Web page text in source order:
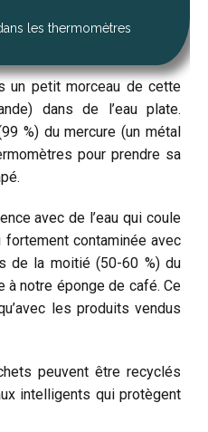
les thermomètres
un petit morceau de cette
dans de l’eau plate.
%) du mercure (un métal
pour prendre sa
avec de l’eau qui coule
fortement contaminée avec
de la moitié (50-60 %) du
à notre éponge de café. Ce
les produits vendus
peuvent être recyclés
intelligents qui protègent